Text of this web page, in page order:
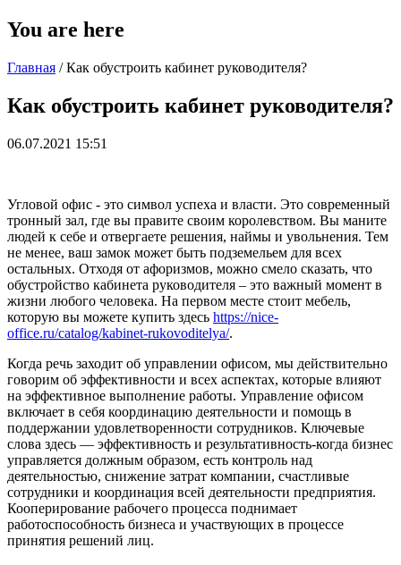
You are here
Главная / Как обустроить кабинет руководителя?
Как обустроить кабинет руководителя?
06.07.2021 15:51
Угловой офис - это символ успеха и власти. Это современный
тронный зал, где вы правите своим королевством. Вы маните
людей к себе и отвергаете решения, наймы и увольнения. Тем
не менее, ваш замок может быть подземельем для всех
остальных. Отходя от афоризмов, можно смело сказать, что
обустройство кабинета руководителя – это важный момент в
жизни любого человека. На первом месте стоит мебель,
которую вы можете купить здесь https://nice-
office.ru/catalog/kabinet-rukovoditelya/.
Когда речь заходит об управлении офисом, мы действительно
говорим об эффективности и всех аспектах, которые влияют
на эффективное выполнение работы. Управление офисом
включает в себя координацию деятельности и помощь в
поддержании удовлетворенности сотрудников. Ключевые
слова здесь — эффективность и результативность-когда бизнес
управляется должным образом, есть контроль над
деятельностью, снижение затрат компании, счастливые
сотрудники и координация всей деятельности предприятия.
Кооперирование рабочего процесса поднимает
работоспособность бизнеса и участвующих в процессе
принятия решений лиц.